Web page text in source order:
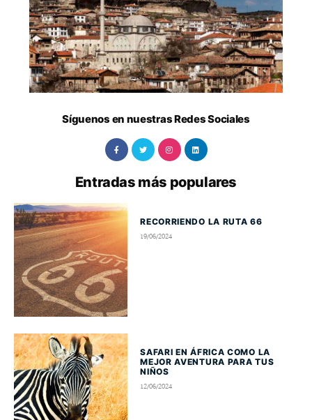
Síguenos en nuestras Redes Sociales
Entradas más populares
RECORRIENDO LA RUTA 66
19/06/2024
SAFARI EN ÁFRICA COMO LA
MEJOR AVENTURA PARA TUS
NIÑOS
12/06/2024